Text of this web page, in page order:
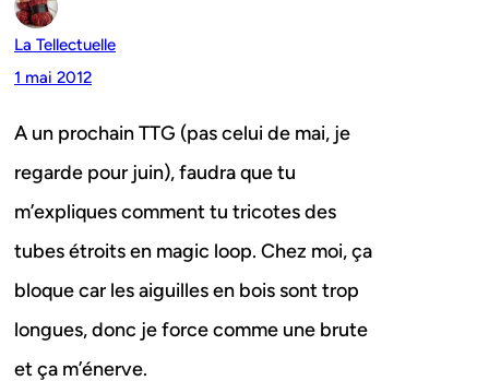
La Tellectuelle
1 mai 2012
A un prochain TTG (pas celui de mai, je
regarde pour juin), faudra que tu
m’expliques comment tu tricotes des
tubes étroits en magic loop. Chez moi, ça
bloque car les aiguilles en bois sont trop
longues, donc je force comme une brute
et ça m’énerve.